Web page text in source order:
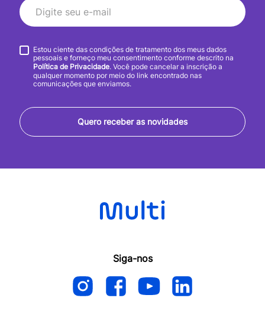
Quero receber as novidades
Estou ciente das condições de tratamento dos meus dados
pessoais e forneço meu consentimento conforme descrito na
Política de Privacidade. Você pode cancelar a inscrição a
qualquer momento por meio do link encontrado nas
comunicações que enviamos.
Siga-nos